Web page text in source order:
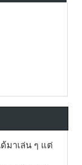
มาเล่น ๆ แต่